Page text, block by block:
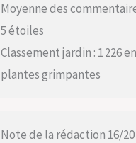
Moyenne des
5 étoiles
Classement jardin : 1 226
plantes grimpantes
Note de la rédaction 16/20